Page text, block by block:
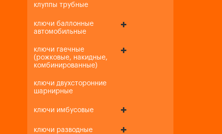
клуппы трубные
ключи баллонные
автомобильные
ключи гаечные
(рожковые, накидные,
комбинированные)
ключи двухсторонние
шарнирные
ключи имбусовые
ключи разводные